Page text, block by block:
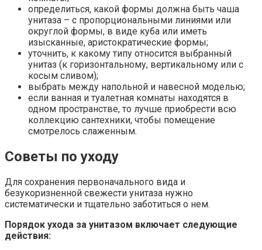
определиться, какой формы должна быть чаша
унитаза – с пропорциональными линиями или
округлой формы, в виде куба или иметь
изысканные, аристократические формы;
уточнить, к какому типу относится выбранный
унитаз (к горизонтальному, вертикальному или с
косым сливом);
выбрать между напольной и навесной моделью;
если ванная и туалетная комнаты находятся в
одном пространстве, то лучше приобрести всю
коллекцию сантехники, чтобы помещение
смотрелось слаженным.
Советы по уходу
Для сохранения первоначального вида и
безукоризненной свежести унитаза нужно
систематически и тщательно заботиться о нем.
Порядок ухода за унитазом включает следующие
действия: